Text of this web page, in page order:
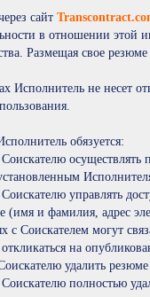
сайт
в отношении этой
Размещая свое
Исполнитель не несет
обязуется:
управлять
(имя и фамилия, адрес
Соискателем могут
на
удалить
Соискателю полностью